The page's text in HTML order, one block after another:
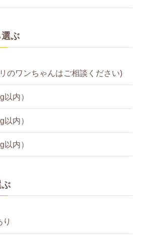
ぶ
のワンちゃんはご相談ください)
内）
内）
内）